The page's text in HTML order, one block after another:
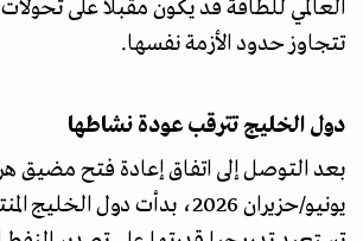
العالمي للطاقة قد يكون مقبلا على
تتجاوز حدود الأزمة نفسها.
دول الخليج تترقب عودة نشاطها
بعد التوصل إلى اتفاق إعادة فتح مضيق
يونيو/حزيران 2026، بدأت دول